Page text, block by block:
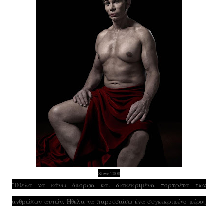
Steve 2008
"Ήθελα να κάνω όμορφα και διακεκριμένα πορτρέτα των
ανθρώπων αυτών. Ήθελα να παρουσιάσω ένα συγκεκριμένο μέρος